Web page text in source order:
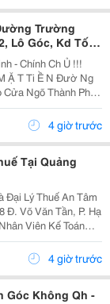
Trường
Lô Góc, Kd Tốt,
- Chính Ch Ủ !!!
Ặ T Ti Ề N Đườ Ng
Ngõ Thành Ph Ố
4 giờ trước
Tại Quảng
Đại Lý Thuế An Tâm
Đ. Võ Văn Tần, P. Hạ
4 giờ trước
Góc Không Qh -